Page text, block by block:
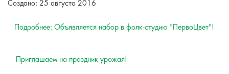
Создано: 25 августа 2016
Подробнее: Объявляется набор в фолк-студию "ПервоЦвет"!
Приглашаем на праздник урожая!